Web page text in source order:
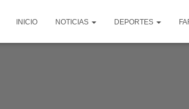
INICIO NOTICIAS DEPORTES